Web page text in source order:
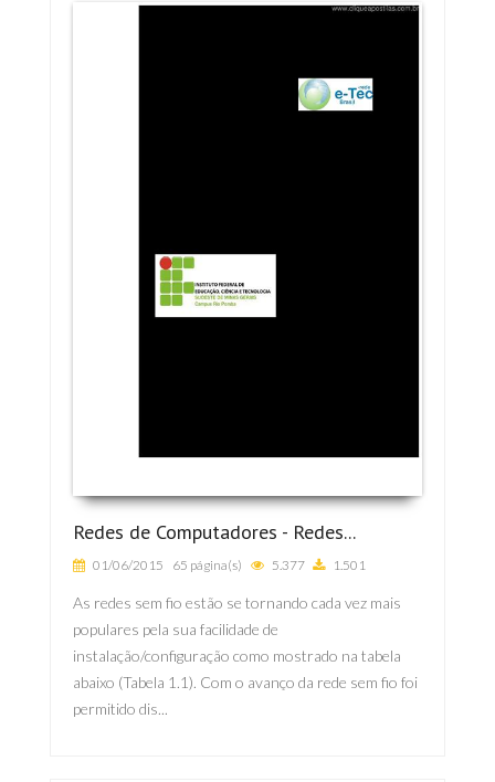
Redes de Computadores - Redes...
01/06/2015 65 página(s) 5.377 1.501
As redes sem fio estão se tornando cada vez mais
populares pela sua facilidade de
instalação/configuração como mostrado na tabela
abaixo (Tabela 1.1). Com o avanço da rede sem fio foi
permitido dis...